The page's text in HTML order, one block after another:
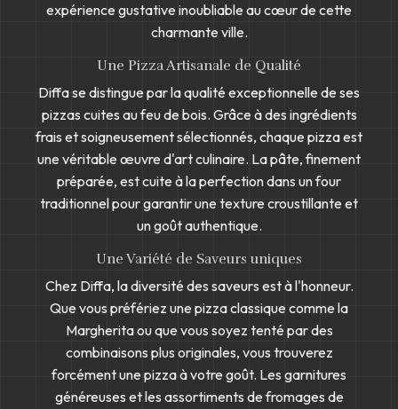
expérience gustative inoubliable au cœur de cette
charmante ville.
Une Pizza Artisanale de Qualité
Diffa se distingue par la qualité exceptionnelle de ses
pizzas cuites au feu de bois. Grâce à des ingrédients
frais et soigneusement sélectionnés, chaque pizza est
une véritable œuvre d'art culinaire. La pâte, finement
préparée, est cuite à la perfection dans un four
traditionnel pour garantir une texture croustillante et
un goût authentique.
Une Variété de Saveurs uniques
Chez Diffa, la diversité des saveurs est à l'honneur.
Que vous préfériez une pizza classique comme la
Margherita ou que vous soyez tenté par des
combinaisons plus originales, vous trouverez
forcément une pizza à votre goût. Les garnitures
généreuses et les assortiments de fromages de